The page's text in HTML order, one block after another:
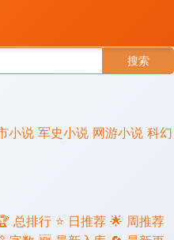
搜索
小说 军史小说 网游小说 科幻
总排行 ⭐ 日推荐 🌟 周推荐